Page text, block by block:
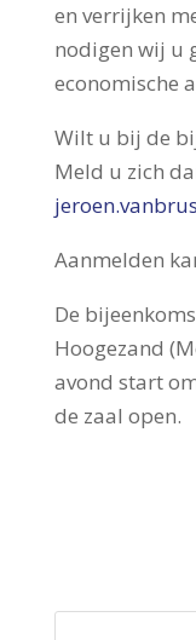
en verrijken
nodigen wij u
economische
Wilt u bij de
Meld u zich
Aanmelden
De
Hoogezand
avond start
de zaal open.